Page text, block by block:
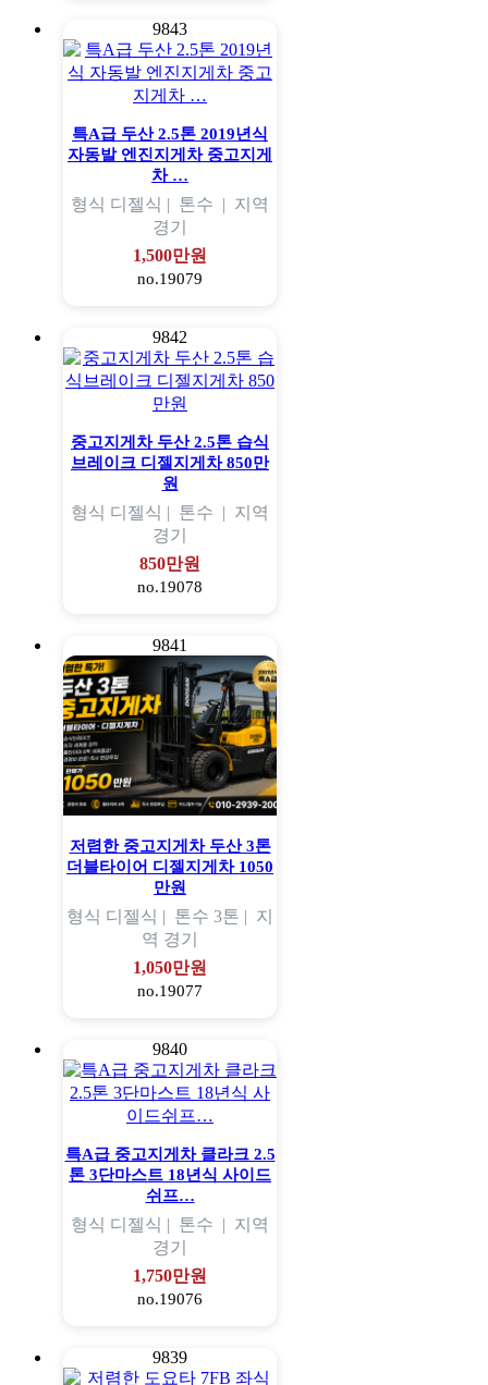
9843
특A급 두산 2.5톤 2019년식
자동발 엔진지게차 중고지게
차 …
형식 디젤식 | 톤수 | 지역
경기
1,500만원
no.19079
9842
중고지게차 두산 2.5톤 습식
브레이크 디젤지게차 850만
원
형식 디젤식 | 톤수 | 지역
경기
850만원
no.19078
9841
저렴한 중고지게차 두산 3톤
더블타이어 디젤지게차 1050
만원
형식 디젤식 | 톤수 3톤 | 지
역 경기
1,050만원
no.19077
9840
특A급 중고지게차 클라크 2.5
톤 3단마스트 18년식 사이드
쉬프…
형식 디젤식 | 톤수 | 지역
경기
1,750만원
no.19076
9839